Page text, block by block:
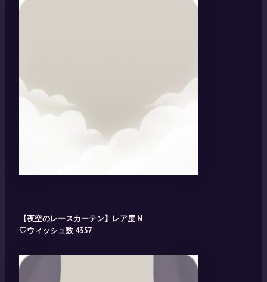
【夜空のレースカーテン】レア度 N
♡ウィッシュ数 4357